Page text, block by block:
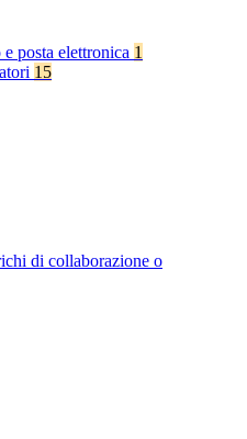
posta elettronica 1
15
di collaborazione o